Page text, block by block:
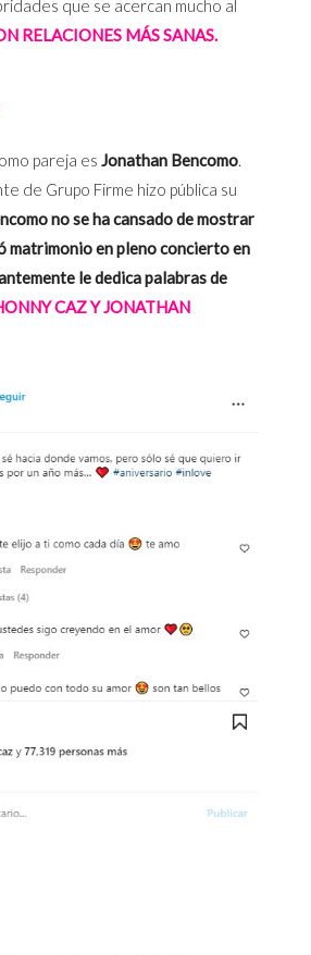
que se acercan mucho al
RELACIONES MÁS SANAS.
pareja es Jonathan Bencomo.
de Grupo Firme hizo pública su
no se ha cansado de mostrar
matrimonio en pleno concierto en
le dedica palabras de
CAZ Y JONATHAN